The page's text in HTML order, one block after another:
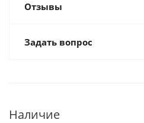
Отзывы
Задать вопрос
Наличие